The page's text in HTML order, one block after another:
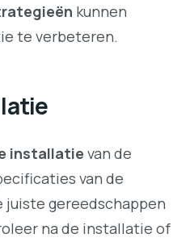
kunnen
te verbeteren.
installatie van de
van de
juiste gereedschappen
na de installatie of